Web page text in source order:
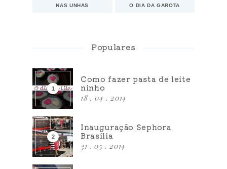
NAS UNHAS O DIA DA GAROTA
Populares
Como fazer pasta de leite
ninho
18 . 04 . 2014
Inauguração Sephora
Brasília
31 . 05 . 2014